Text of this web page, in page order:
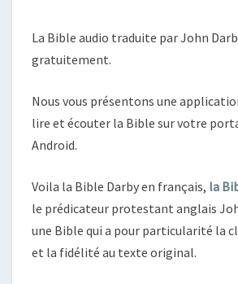
La Bible audio traduite par John
gratuitement.
Nous vous présentons une
lire et écouter la Bible sur votre
Android.
Voila la Bible Darby en français, la
le prédicateur protestant anglais
une Bible qui a pour particularité la
et la fidélité au texte original.